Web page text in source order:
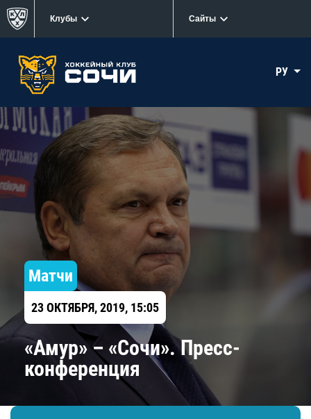
Клубы Сайты
РУ
Матчи
23 ОКТЯБРЯ, 2019, 15:05
«Амур» – «Сочи». Пресс-
конференция